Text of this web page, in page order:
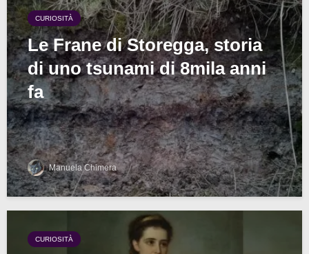
CURIOSITÀ
Le Frane di Storegga, storia
di uno tsunami di 8mila anni
fa
Manuela Chimera
CURIOSITÀ